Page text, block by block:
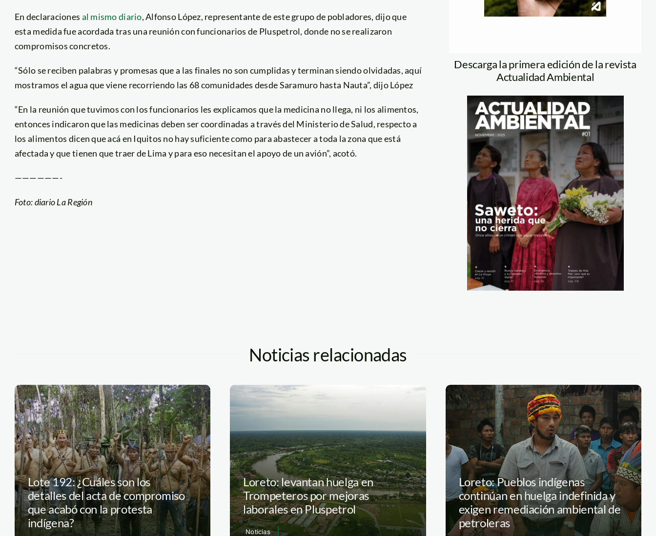
En declaraciones al mismo diario, Alfonso López, representante de este grupo de pobladores, dijo que
esta medida fue acordada tras una reunión con funcionarios de Pluspetrol, donde no se realizaron
compromisos concretos.
“Sólo se reciben palabras y promesas que a las finales no son cumplidas y terminan siendo olvidadas, aquí
mostramos el agua que viene recorriendo las 68 comunidades desde Saramuro hasta Nauta”, dijo López
“En la reunión que tuvimos con los funcionarios les explicamos que la medicina no llega, ni los alimentos,
entonces indicaron que las medicinas deben ser coordinadas a través del Ministerio de Salud, respecto a
los alimentos dicen que acá en Iquitos no hay suficiente como para abastecer a toda la zona que está
afectada y que tienen que traer de Lima y para eso necesitan el apoyo de un avión”, acotó.
——————-
Foto: diario La Región
Descarga la primera edición de la revista
Actualidad Ambiental
Noticias relacionadas
Lote 192: ¿Cuáles son los
detalles del acta de compromiso
que acabó con la protesta
indígena?
Loreto: levantan huelga en
Trompeteros por mejoras
laborales en Pluspetrol
Noticias
Loreto: Pueblos indígenas
continúan en huelga indefinida y
exigen remediación ambiental de
petroleras